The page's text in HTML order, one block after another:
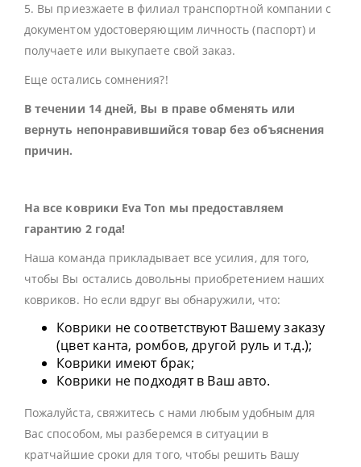
5. Вы приезжаете в филиал транспортной компании с
документом удостоверяющим личность (паспорт) и
получаете или выкупаете свой заказ.
Еще остались сомнения?!
В течении 14 дней, Вы в праве обменять или
вернуть непонравившийся товар без объяснения
причин.
На все коврики Eva Ton мы предоставляем
гарантию 2 года!
Наша команда прикладывает все усилия, для того,
чтобы Вы остались довольны приобретением наших
ковриков. Но если вдруг вы обнаружили, что:
Коврики не соответствуют Вашему заказу
(цвет канта, ромбов, другой руль и т.д.);
Коврики имеют брак;
Коврики не подходят в Ваш авто.
Пожалуйста, свяжитесь с нами любым удобным для
Вас способом, мы разберемся в ситуации в
кратчайшие сроки для того, чтобы решить Вашу